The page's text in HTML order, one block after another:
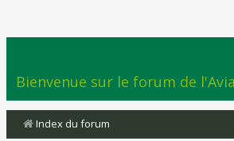
Bienvenue sur le forum de
Index du forum